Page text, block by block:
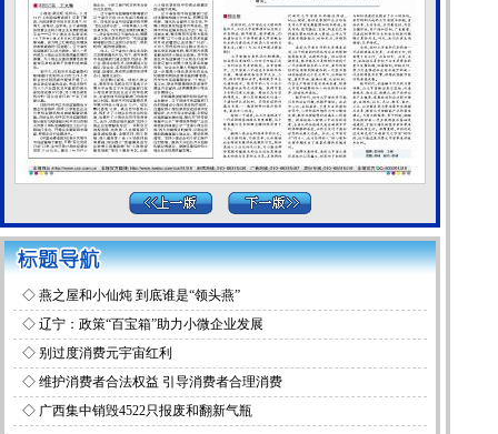
◇ 燕之屋和小仙炖 到底谁是“领头燕”
◇ 辽宁：政策“百宝箱”助力小微企业发展
◇ 别过度消费元宇宙红利
◇ 维护消费者合法权益 引导消费者合理消费
◇ 广西集中销毁4522只报废和翻新气瓶